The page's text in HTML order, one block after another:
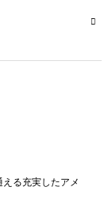
る充実したアメ